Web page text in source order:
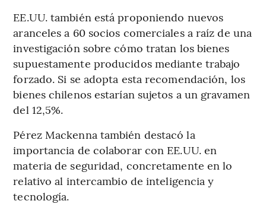
EE.UU. también está proponiendo nuevos
aranceles a 60 socios comerciales a raíz de una
investigación sobre cómo tratan los bienes
supuestamente producidos mediante trabajo
forzado. Si se adopta esta recomendación, los
bienes chilenos estarían sujetos a un gravamen
del 12,5%.
Pérez Mackenna también destacó la
importancia de colaborar con EE.UU. en
materia de seguridad, concretamente en lo
relativo al intercambio de inteligencia y
tecnología.